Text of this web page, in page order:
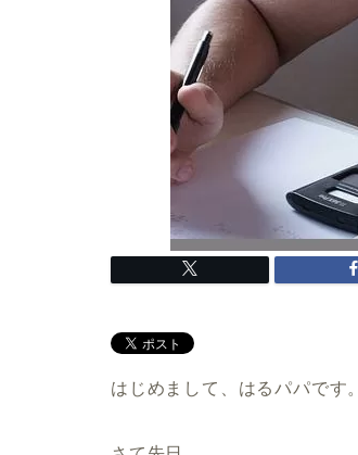
はじめまして、はるパパです。